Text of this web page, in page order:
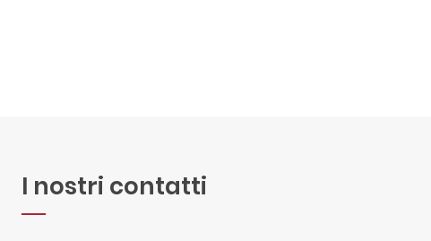
I nostri contatti